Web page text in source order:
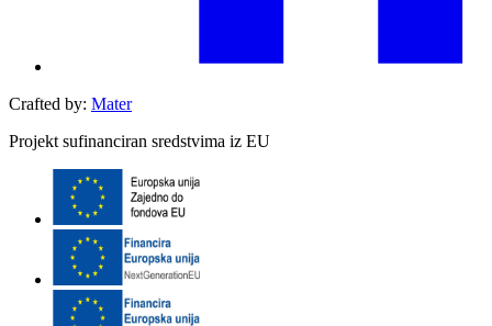
Crafted by: Mater
Projekt sufinanciran sredstvima iz EU